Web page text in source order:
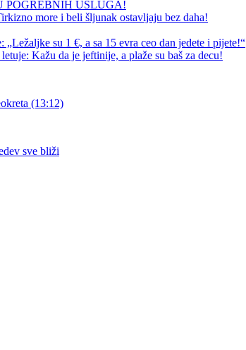
POGREBNIH USLUGA!
more i beli šljunak ostavljaju bez daha!
su 1 €, a sa 15 evra ceo dan jedete i pijete!“
Kažu da je jeftinije, a plaže su baš za decu!
(13:12)
sve bliži